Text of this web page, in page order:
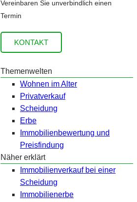
Vereinbaren Sie unverbindlich einen
Termin
KONTAKT
Themenwelten
Wohnen im Alter
Privatverkauf
Scheidung
Erbe
Immobilienbewertung und
Preisfindung
Näher erklärt
Immobilienverkauf bei einer
Scheidung
Immobilienerbe